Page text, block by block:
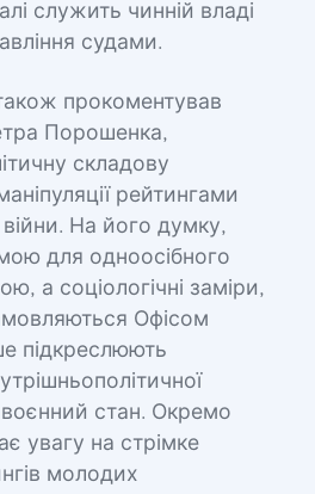
служить чинній владі
судами.
прокоментував
Порошенка,
складову
рейтингами
На його думку,
для одноосібного
а соціологічні заміри,
Офісом
підкреслюють
стан. Окремо
увагу на стрімке
молодих